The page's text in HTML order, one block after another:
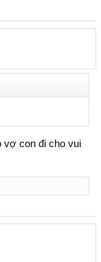
vợ con đi cho vui